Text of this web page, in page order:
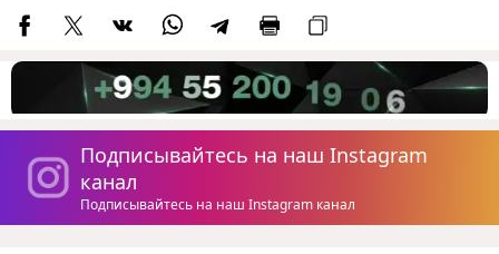
Подписывайтесь на наш Instagram
канал
Подписывайтесь на наш Instagram канал